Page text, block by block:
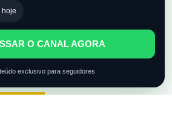
hoje
O CANAL AGORA
exclusivo para seguidores